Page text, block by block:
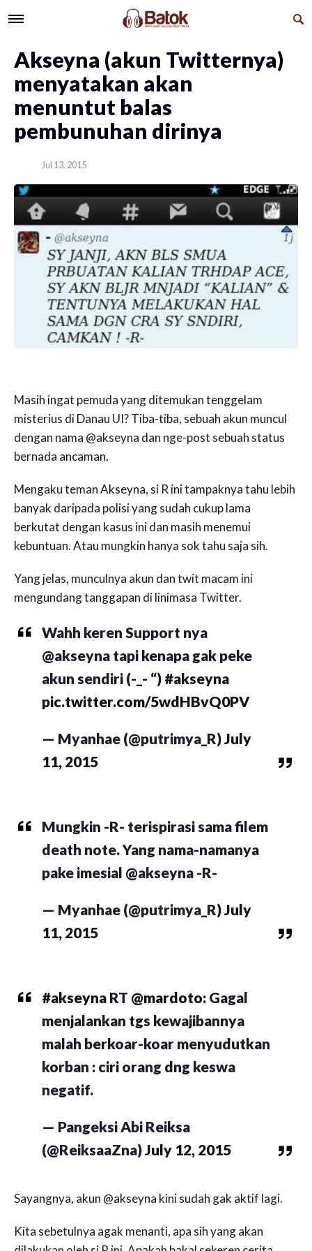
​Akseyna (akun Twitternya)
menyatakan akan
menuntut balas
pembunuhan dirinya
Jul 13, 2015
Masih ingat pemuda yang ditemukan tenggelam
misterius di Danau UI? Tiba-tiba, sebuah akun muncul
dengan nama @akseyna dan nge-post sebuah status
bernada ancaman.
Mengaku teman Akseyna, si R ini tampaknya tahu lebih
banyak daripada polisi yang sudah cukup lama
berkutat dengan kasus ini dan masih menemui
kebuntuan. Atau mungkin hanya sok tahu saja sih.
Yang jelas, munculnya akun dan twit macam ini
mengundang tanggapan di linimasa Twitter.
Wahh keren Support nya
@akseyna tapi kenapa gak peke
akun sendiri (-_- “) #akseyna
pic.twitter.com/5wdHBvQ0PV
— Myanhae (@putrimya_R)July
11, 2015
Mungkin -R- terispirasi sama filem
death note. Yang nama-namanya
pake imesial @akseyna -R-
— Myanhae (@putrimya_R)July
11, 2015
#akseyna RT @mardoto: Gagal
menjalankan tgs kewajibannya
malah berkoar-koar menyudutkan
korban : ciri orang dng keswa
negatif.
— Pangeksi Abi Reiksa
(@ReiksaaZna)July 12, 2015
Sayangnya, akun @akseyna kini sudah gak aktif lagi.
Kita sebetulnya agak menanti, apa sih yang akan